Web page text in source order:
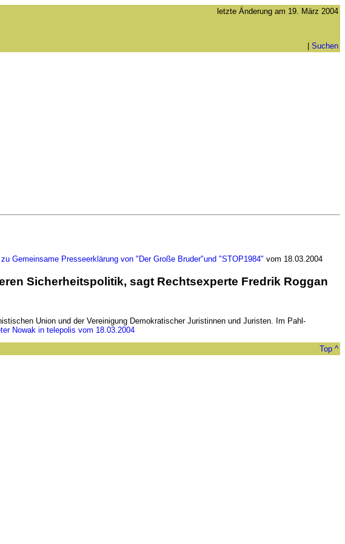
letzte Änderung am 19. März 2004
Suchen
zu Gemeinsame Presseerklärung von "Der Große Bruder"und "STOP1984" vom 18.03.2004
Sicherheitspolitik, sagt Rechtsexperte Fredrik Roggan
Union und der Vereinigung Demokratischer Juristinnen und Juristen. Im Pahl-
Nowak in telepolis vom 18.03.2004
Top ^